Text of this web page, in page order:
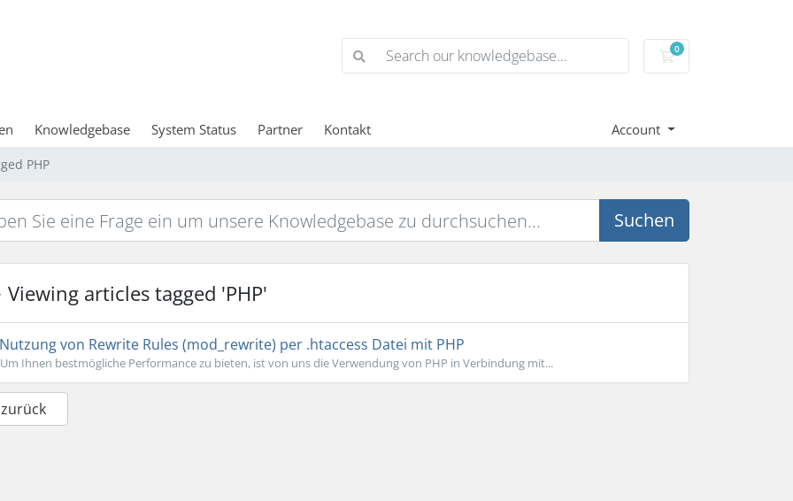
0
Mein Warenkorb
Knowledgebase System Status Partner Kontakt Account
PHP
Suchen
Viewing articles tagged 'PHP'
von Rewrite Rules (mod_rewrite) per .htaccess Datei mit PHP
Um Ihnen bestmögliche Performance zu bieten, ist von uns die Verwendung von PHP in Verbindung mit...